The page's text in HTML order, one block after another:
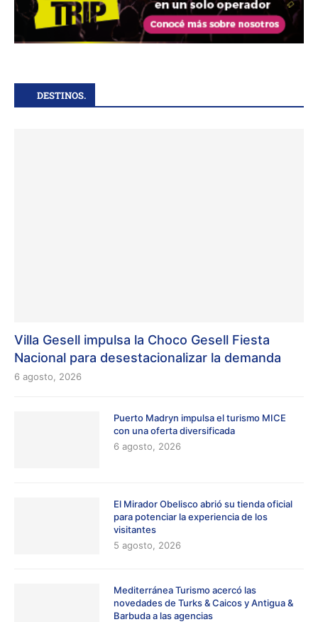
DESTINOS.
Villa Gesell impulsa la Choco Gesell Fiesta
Nacional para desestacionalizar la demanda
6 agosto, 2026
Puerto Madryn impulsa el turismo MICE
con una oferta diversificada
6 agosto, 2026
El Mirador Obelisco abrió su tienda oficial
para potenciar la experiencia de los
visitantes
5 agosto, 2026
Mediterránea Turismo acercó las
novedades de Turks & Caicos y Antigua &
Barbuda a las agencias